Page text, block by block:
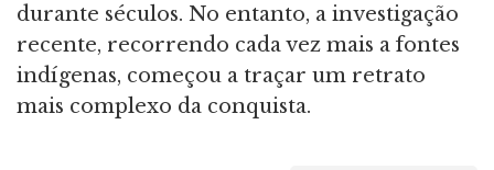
durante séculos. No entanto, a investigação
recente, recorrendo cada vez mais a fontes
indígenas, começou a traçar um retrato
mais complexo da conquista.